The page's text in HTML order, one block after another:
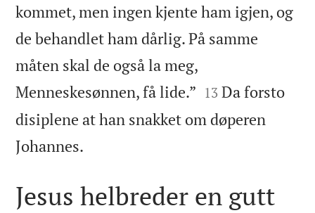
kommet, men ingen kjente ham igjen, og
de behandlet ham dårlig. På samme
måten skal de også la meg,
Menneskesønnen, få lide.” 

13 Da forsto
disiplene at han snakket om døperen
Johannes.
Jesus helbreder en gutt